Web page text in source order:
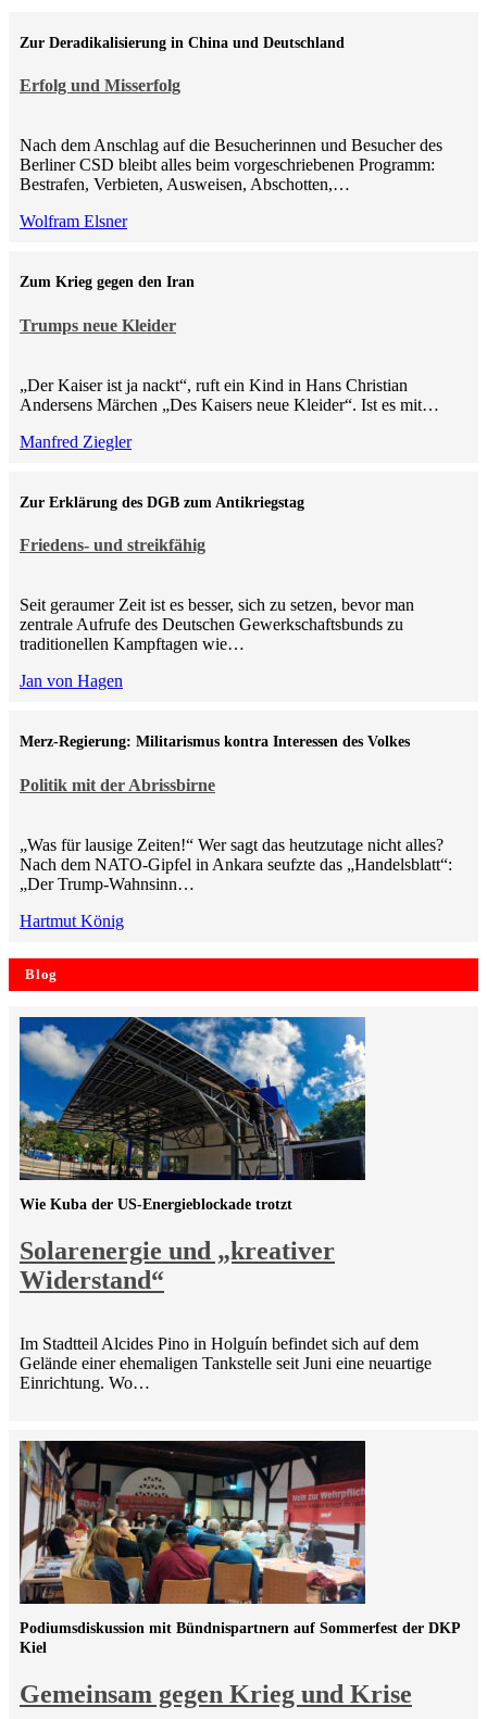
Erfolg und Misserfolg
Zur Deradikalisierung in China und Deutschland
Nach dem Anschlag auf die Besucherinnen und Besucher des
Berliner CSD bleibt alles beim vorgeschriebenen Programm:
Bestrafen, Verbieten, Ausweisen, Abschotten,…
Wolfram Elsner
Trumps neue Kleider
Zum Krieg gegen den Iran
„Der Kaiser ist ja nackt“, ruft ein Kind in Hans Christian
Andersens Märchen „Des Kaisers neue Kleider“. Ist es mit…
Manfred Ziegler
Friedens- und streikfähig
Zur Erklärung des DGB zum Antikriegstag
Seit geraumer Zeit ist es besser, sich zu setzen, bevor man
zentrale Aufrufe des Deutschen Gewerkschaftsbunds zu
traditionellen Kampftagen wie…
Jan von Hagen
Politik mit der Abrissbirne
Merz-Regierung: Militarismus kontra Inte­ressen des Volkes
„Was für lausige Zeiten!“ Wer sagt das heutzutage nicht alles?
Nach dem NATO-Gipfel in Ankara seufzte das „Handelsblatt“:
„Der Trump-Wahnsinn…
Hartmut König
Blog
Solarenergie und „kreativer
Widerstand“
Wie Kuba der US-Energieblockade trotzt
Im Stadtteil Alcides Pino in Holguín befindet sich auf dem
Gelände einer ehemaligen Tankstelle seit Juni eine neuartige
Einrichtung. Wo…
Gemeinsam gegen Krieg und Krise
Podiumsdiskussion mit Bündnispartnern auf Sommerfest der DKP
Kiel